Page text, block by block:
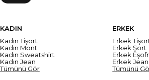
KADIN
Kadın Tişört
Kadın Mont
Kadın Sweatshirt
Kadın Jean
Tümünü Gör
ERKEK
Erkek
Erkek Şort
Erkek
Erkek Jean
Tümünü